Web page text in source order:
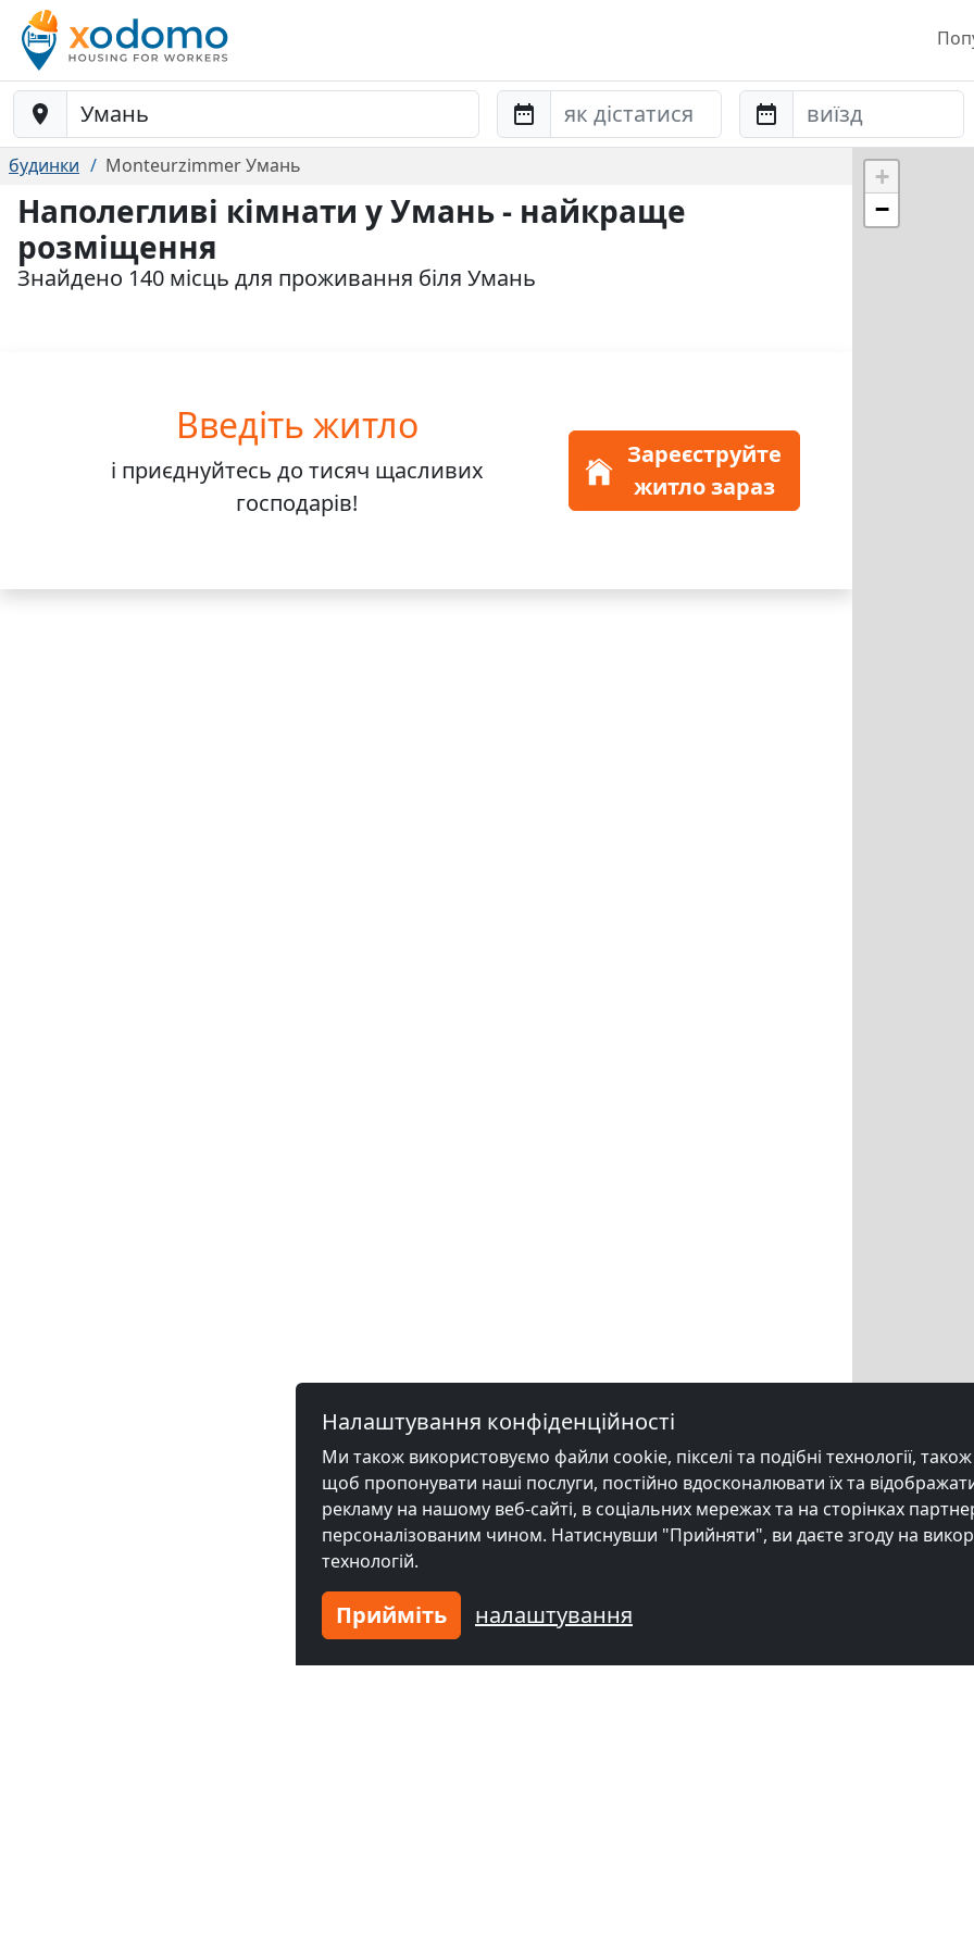
Baustelle-Location Anreise Abreise
будинки Monteurzimmer Умань
Наполегливі кімнати у Умань - найкраще
розміщення
Знайдено 140 місць для проживання біля Умань
Введіть житло
і приєднуйтесь до тисяч щасливих
господарів!
Зареєструйте
житло зараз
+
−
Налаштування конфіденційності
Ми також використовуємо файли cookie, пікселі та подібні технології, також
щоб пропонувати наші послуги, постійно вдосконалювати їх та
рекламу на нашому веб-сайті, в соціальних мережах та на сторінках
персоналізованим чином. Натиснувши "Прийняти", ви даєте згоду на
технологій.
Прийміть налаштування